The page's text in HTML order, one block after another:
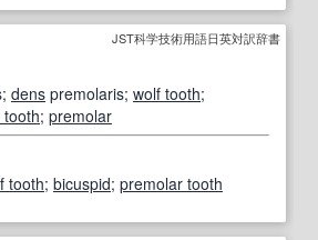
JST科学技術用語日英対訳辞書
dens premolaris; wolf tooth;
; premolar
tooth; bicuspid; premolar tooth